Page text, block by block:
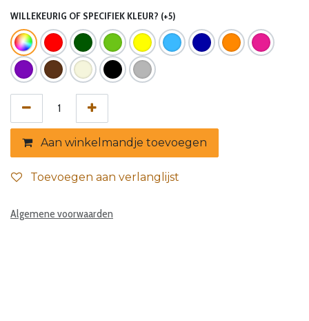
WILLEKEURIG OF SPECIFIEK KLEUR? (+5)
Aan winkelmandje toevoegen
Toevoegen aan verlanglijst
Algemene voorwaarden